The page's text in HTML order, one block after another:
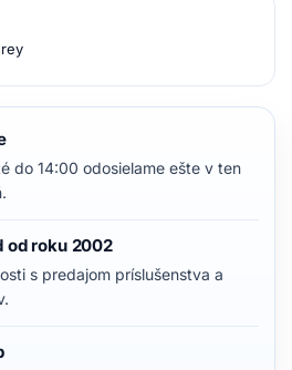
do 14:00 odosielame ešte v ten
od roku 2002
s predajom príslušenstva a